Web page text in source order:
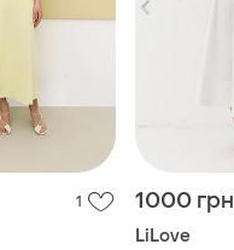
1 1000 грн
LiLove